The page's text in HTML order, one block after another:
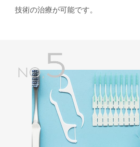
技術の治療が可能です。